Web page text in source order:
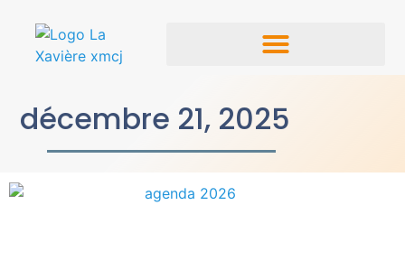
décembre 21, 2025